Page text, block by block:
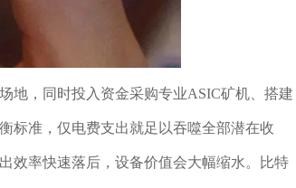
地，同时投入资金采购专业ASIC矿机、搭建
标准，仅电费支出就足以吞噬全部潜在收
效率快速落后，设备价值会大幅缩水。比特